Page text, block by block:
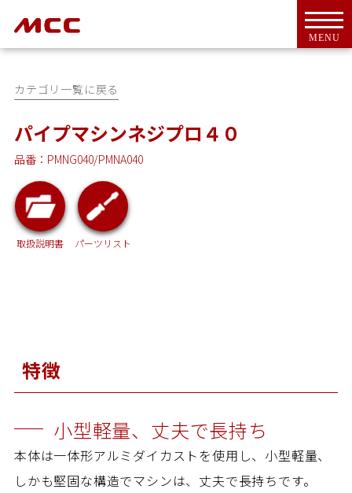
MENU
カテゴリ一覧に戻る
パイプマシンネジプロ４０
品番：PMNG040/PMNA040
取扱説明書 パーツリスト
特徴
小型軽量、丈夫で長持ち
本体は一体形アルミダイカストを使用し、小型軽量、
しかも堅固な構造でマシンは、丈夫で長持ちです。
トップ
会社案内
動画
商品Q&A
取扱説明書